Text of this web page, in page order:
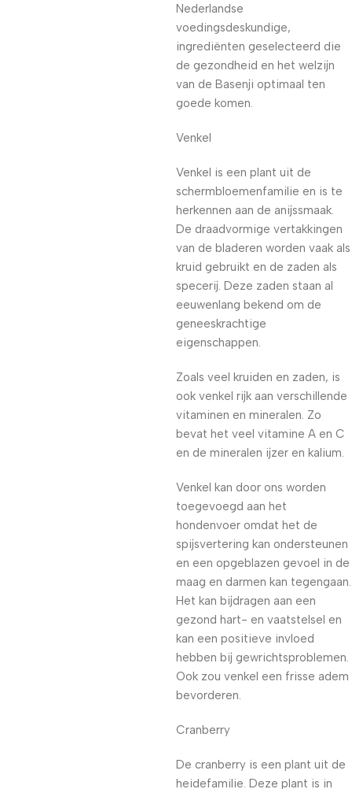
Nederlandse
voedingsdeskundige,
ingrediënten geselecteerd die
de gezondheid en het welzijn
van de Basenji optimaal ten
goede komen.
Venkel
Venkel is een plant uit de
schermbloemenfamilie en is te
herkennen aan de anijssmaak.
De draadvormige vertakkingen
van de bladeren worden vaak als
kruid gebruikt en de zaden als
specerij. Deze zaden staan al
eeuwenlang bekend om de
geneeskrachtige
eigenschappen.
Zoals veel kruiden en zaden, is
ook venkel rijk aan verschillende
vitaminen en mineralen. Zo
bevat het veel vitamine A en C
en de mineralen ijzer en kalium.
Venkel kan door ons worden
toegevoegd aan het
hondenvoer omdat het de
spijsvertering kan ondersteunen
en een opgeblazen gevoel in de
maag en darmen kan tegengaan.
Het kan bijdragen aan een
gezond hart- en vaatstelsel en
kan een positieve invloed
hebben bij gewrichtsproblemen.
Ook zou venkel een frisse adem
bevorderen.
Cranberry
De cranberry is een plant uit de
heidefamilie. Deze plant is in